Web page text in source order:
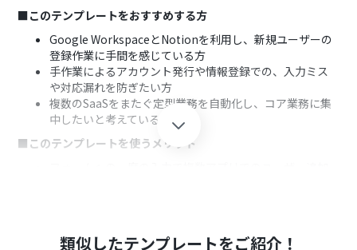
■このテンプレートをおすすめする方
Google WorkspaceとNotionを利用し、新規ユーザーの
登録作業に手間を感じている方
手作業によるアカウント発行や情報登録での、入力ミス
や対応漏れを防ぎたい方
複数のSaaSをまたぐ定型業務を自動化し、コア業務に集
中したいと考えている方
■このテンプレートを使うメリット
ます。
類似したテンプレートをご紹介！